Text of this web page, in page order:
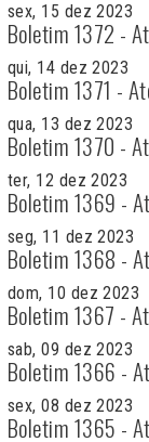
sex, 15 dez 2023
Boletim 1372 -
qui, 14 dez 2023
Boletim 1371 -
qua, 13 dez 2023
Boletim 1370 -
ter, 12 dez 2023
Boletim 1369 -
seg, 11 dez 2023
Boletim 1368 -
dom, 10 dez 2023
Boletim 1367 -
sab, 09 dez 2023
Boletim 1366 -
sex, 08 dez 2023
Boletim 1365 -